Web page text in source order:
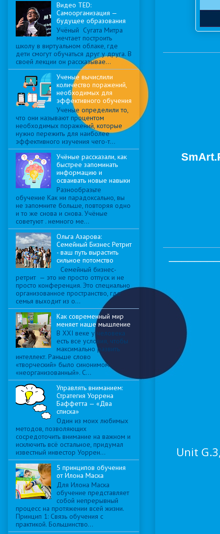
Unit
Видео TED:
Самоорганизация —
будущее образования
Учёный Сугата Митра
мечтает построить
школу в виртуальном облаке, где
дети смогут обучаться друг у друга. В
своей лекции он рассказывае...
Ученые вычислили
количество поражений,
необходимых для
эффективного обучения
Ученые определили то,
что они называют процентом
необходимых поражений, которые
нужно пережить для наиболее
эффективного изучения чего-т...
Учёные рассказали, как
быстрее запоминать
информацию и
осваивать новые навыки
Разнообразьте
обучение Как ни парадоксально, вы
не запомните больше, повторяя одно
и то же снова и снова. Учёные
советуют . немного ме...
Ольга Азарова:
Семейный Бизнес Ретрит
- ваш путь вырастить
сильное потомство
Семейный бизнес-
ретрит — это не просто отпуск и не
просто конференция. Это специально
организованное пространство, где
семья выходит из о...
Как современный мир
меняет наше мышление
В XXI веке у человека
есть все условия, чтобы
максимально развить
интеллект. Раньше слово
«творческий» было синонимом
«неорганизованный». С...
Управлять вниманием:
Стратегия Уоррена
Баффетта — «Два
списка»
Один из моих любимых
методов, позволяющих
сосредоточить внимание на важном и
исключить всё остальное, придумал
известный инвестор Уоррен...
5 принципов обучения
от Илона Маска
Для Илона Маска
обучение представляет
собой непрерывный
процесс на протяжении всей жизни.
Принцип 1: Связь обучения с
практикой. Большинство...